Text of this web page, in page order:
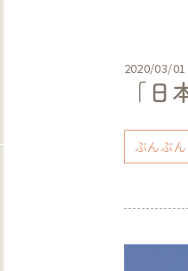
2020/03/01
「日
ぶんぶ